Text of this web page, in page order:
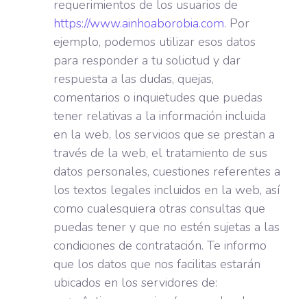
requerimientos de los usuarios de
https://www.ainhoaborobia.com. Por
ejemplo, podemos utilizar esos datos
para responder a tu solicitud y dar
respuesta a las dudas, quejas,
comentarios o inquietudes que puedas
tener relativas a la información incluida
en la web, los servicios que se prestan a
través de la web, el tratamiento de sus
datos personales, cuestiones referentes a
los textos legales incluidos en la web, así
como cualesquiera otras consultas que
puedas tener y que no estén sujetas a las
condiciones de contratación. Te informo
que los datos que nos facilitas estarán
ubicados en los servidores de: